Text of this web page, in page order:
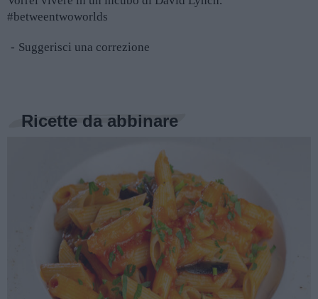
#betweentwoworlds
Suggerisci una correzione
Ricette da abbinare